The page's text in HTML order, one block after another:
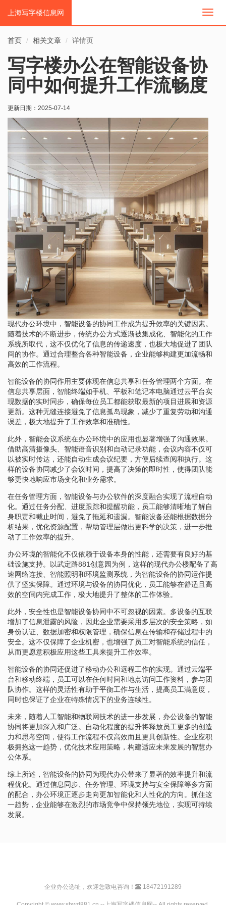
切
上海写字楼信息网
首页 相关文章 详情页
写字楼办公在智能设备协
同中如何提升工作流畅度
更新日期： 2025-07-14
现代办公环境中，智能设备的协同工作成为提升效率的关键因素。
随着技术的不断进步，传统办公方式逐渐被集成化、智能化的工作
系统所取代，这不仅优化了信息的传递速度，也极大地促进了团队
间的协作。通过合理整合各种智能设备，企业能够构建更加流畅和
高效的工作流程。
智能设备的协同作用主要体现在信息共享和任务管理两个方面。在
信息共享层面，智能终端如手机、平板和笔记本电脑通过云平台实
现数据的实时同步，确保每位员工都能获取最新的项目进展和资源
更新。这种无缝连接避免了信息孤岛现象，减少了重复劳动和沟通
误差，极大地提升了工作效率和准确性。
此外，智能会议系统在办公环境中的应用也显著增强了沟通效果。
借助高清摄像头、智能语音识别和自动记录功能，会议内容不仅可
以被实时传达，还能自动生成会议纪要，方便后续查阅和执行。这
样的设备协同减少了会议时间，提高了决策的即时性，使得团队能
够更快地响应市场变化和业务需求。
在任务管理方面，智能设备与办公软件的深度融合实现了流程自动
化。通过任务分配、进度跟踪和提醒功能，员工能够清晰地了解自
身职责和截止时间，避免了拖延和遗漏。智能设备还能根据数据分
析结果，优化资源配置，帮助管理层做出更科学的决策，进一步推
动了工作效率的提升。
办公环境的智能化不仅依赖于设备本身的性能，还需要有良好的基
础设施支持。以武定路881创意园为例，这样的现代办公楼配备了高
速网络连接、智能照明和环境监测系统，为智能设备的协同运作提
供了坚实保障。通过环境与设备的协同优化，员工能够在舒适且高
效的空间内完成工作，极大地提升了整体的工作体验。
此外，安全性也是智能设备协同中不可忽视的因素。多设备的互联
增加了信息泄露的风险，因此企业需要采用多层次的安全策略，如
身份认证、数据加密和权限管理，确保信息在传输和存储过程中的
安全。这不仅保障了企业机密，也增强了员工对智能系统的信任，
从而更愿意积极应用这些工具来提升工作效率。
智能设备的协同还促进了移动办公和远程工作的实现。通过云端平
台和移动终端，员工可以在任何时间和地点访问工作资料，参与团
队协作。这样的灵活性有助于平衡工作与生活，提高员工满意度，
同时也保证了企业在特殊情况下的业务连续性。
未来，随着人工智能和物联网技术的进一步发展，办公设备的智能
协同将更加深入和广泛。自动化程度的提升将释放员工更多的创造
力和思考空间，使得工作流程不仅高效而且更具创新性。企业应积
极拥抱这一趋势，优化技术应用策略，构建适应未来发展的智慧办
公体系。
综上所述，智能设备的协同为现代办公带来了显著的效率提升和流
程优化。通过信息同步、任务管理、环境支持与安全保障等多方面
的配合，办公环境正逐步走向更加智能化和人性化的方向。抓住这
一趋势，企业能够在激烈的市场竞争中保持领先地位，实现可持续
发展。
企业办公选址，欢迎您致电咨询！ 18472191289